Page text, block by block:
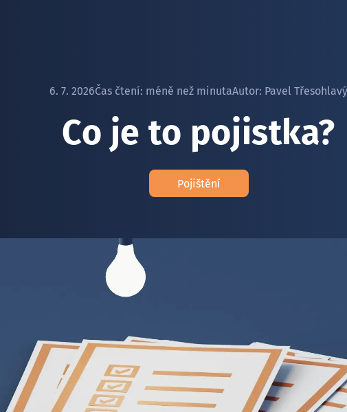
6. 7. 2026Čas čtení: méně než minutaAutor: Pavel Třesohlavý
Co je to pojistka?
Pojištění